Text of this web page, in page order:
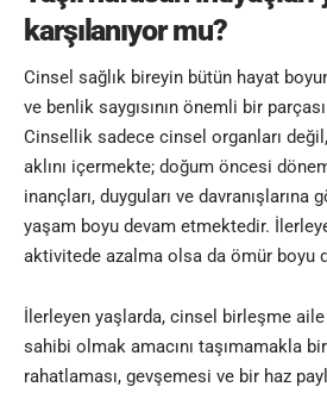
karşılanıyor mu?
Cinsel sağlık bireyin bütün hayat
ve benlik saygısının önemli bir
Cinsellik sadece cinsel organları
aklını içermekte; doğum öncesi
inançları, duyguları ve
yaşam boyu devam etmektedir.
aktivitede azalma olsa da ömür boyu
İlerleyen yaşlarda, cinsel birleşme
sahibi olmak amacını taşımamakla
rahatlaması, gevşemesi ve bir haz